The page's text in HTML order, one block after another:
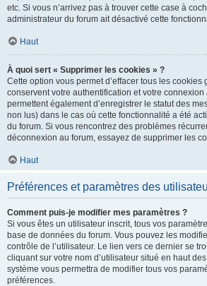
etc. Si vous n’arrivez pas à trouver cette case à
administrateur du forum ait désactivé cette
Haut
À quoi sert « Supprimer les cookies » ?
Cette option vous permet d’effacer tous les cookies
conservent votre authentification et votre
permettent également d’enregistrer le statut des
non lus) dans le cas où cette fonctionnalité a été
du forum. Si vous rencontrez des problèmes
déconnexion au forum, essayez de supprimer les
Haut
Préférences et paramètres des
Comment puis-je modifier mes paramètres ?
Si vous êtes un utilisateur inscrit, tous vos
base de données du forum. Vous pouvez les
contrôle de l’utilisateur. Le lien vers ce dernier se
cliquant sur votre nom d’utilisateur situé en haut
système vous permettra de modifier tous vos
préférences.